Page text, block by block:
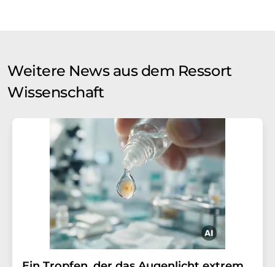
Weitere News aus dem Ressort
Wissenschaft